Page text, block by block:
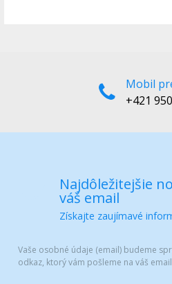
Mobil
+421
Najdôležitejšie
váš email
Získajte zaujímavé
Vaše osobné údaje (email) budeme
odkaz, ktorý vám pošleme na váš